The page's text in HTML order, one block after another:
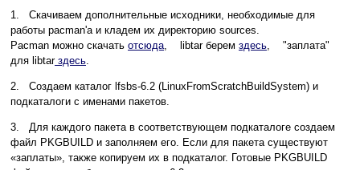
1. Скачиваем дополнительные исходники, необходимые для
работы pacman'а и кладем их директорию sources.
Pacman можно скачать отсюда, libtar берем здесь, "заплата"
для libtarздесь.
2. Создаем каталог lfsbs-6.2 (LinuxFromScratchBuildSystem) и
подкаталоги с именами пакетов.
3. Для каждого пакета в соответствующем подкаталоге создаем
файл PKGBUILD и заполняем его. Если для пакета существуют
«заплаты», также копируем их в подкаталог. Готовые PKGBUILD